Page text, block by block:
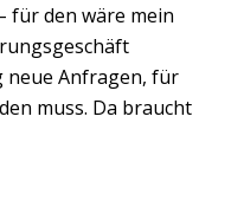
für den wäre mein
Anfragen, für
muss. Da braucht